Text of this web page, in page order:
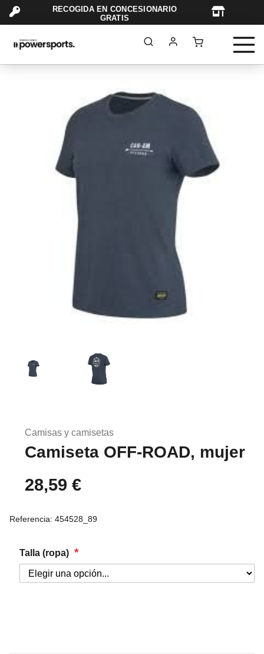
RECOGIDA EN CONCESIONARIO
GRATIS
Camisas y camisetas
Camiseta OFF-ROAD, mujer
28,59 €
Referencia: 454528_89
Talla (ropa)
comienzo
galería